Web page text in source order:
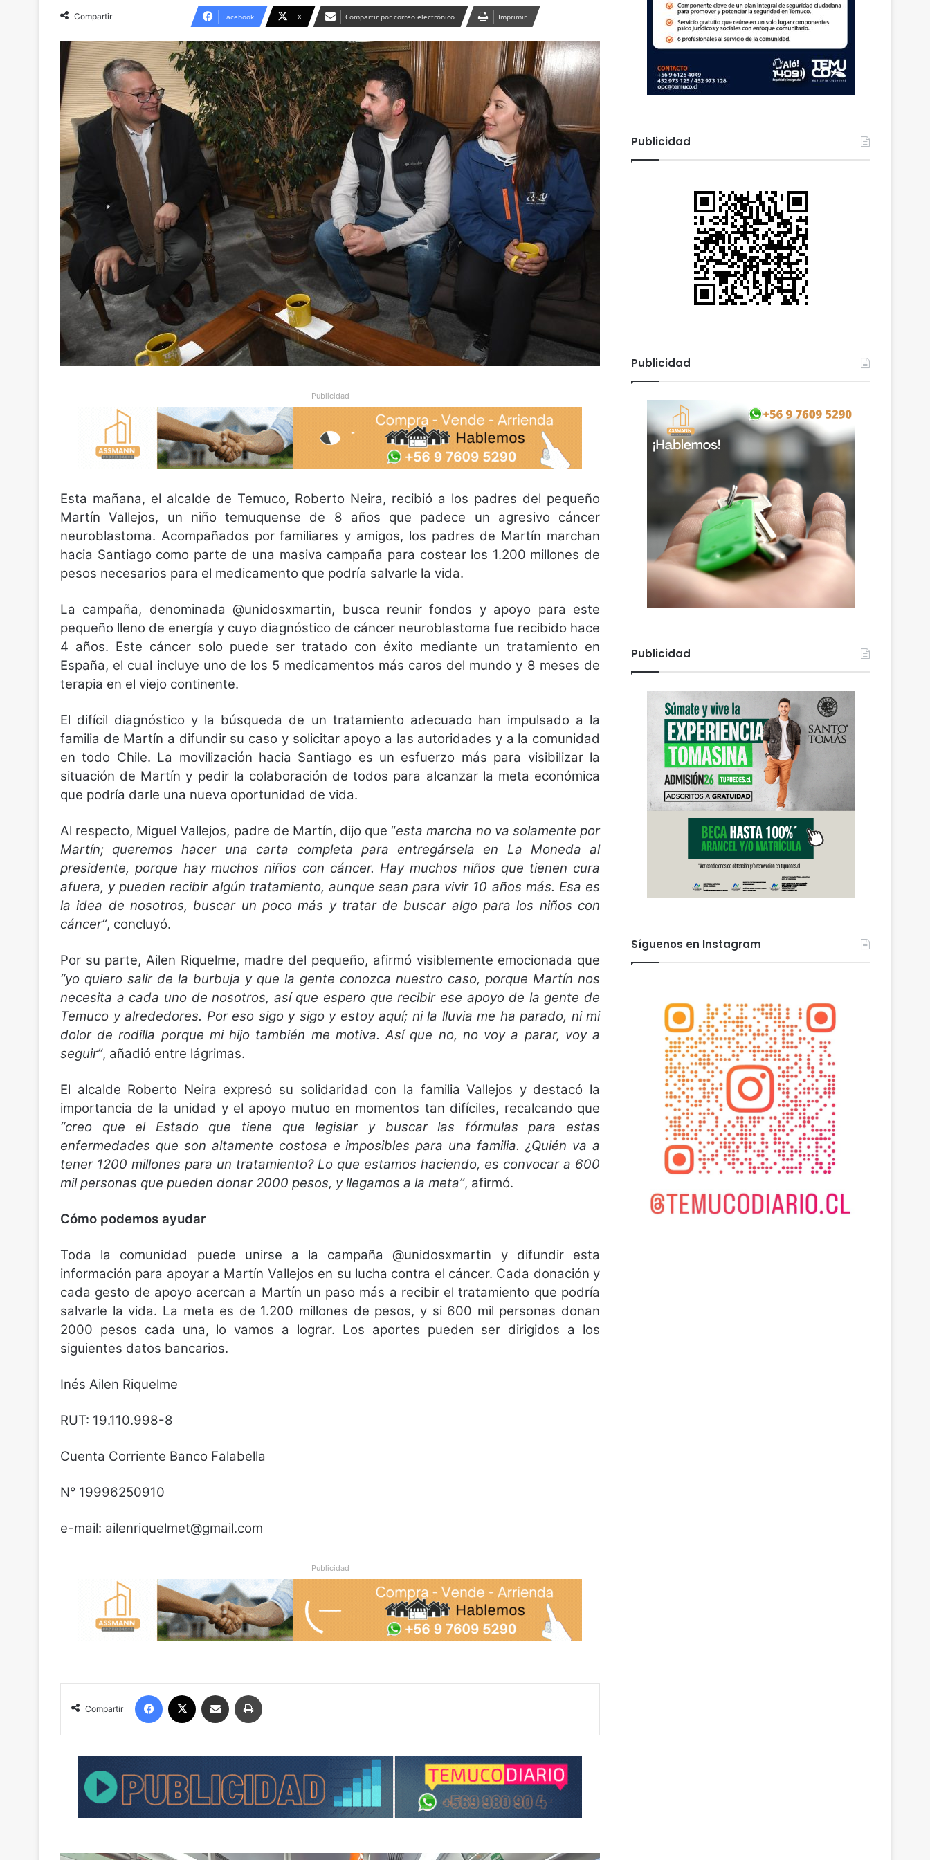
Compartir Facebook X Compartir por correo electrónico Imprimir
Publicidad
Esta mañana, el alcalde de Temuco, Roberto Neira, recibió a los padres del pequeño
Martín Vallejos, un niño temuquense de 8 años que padece un agresivo cáncer
neuroblastoma. Acompañados por familiares y amigos, los padres de Martín marchan
hacia Santiago como parte de una masiva campaña para costear los 1.200 millones de
pesos necesarios para el medicamento que podría salvarle la vida.
La campaña, denominada @unidosxmartin, busca reunir fondos y apoyo para este
pequeño lleno de energía y cuyo diagnóstico de cáncer neuroblastoma fue recibido hace
4 años. Este cáncer solo puede ser tratado con éxito mediante un tratamiento en
España, el cual incluye uno de los 5 medicamentos más caros del mundo y 8 meses de
terapia en el viejo continente.
El difícil diagnóstico y la búsqueda de un tratamiento adecuado han impulsado a la
familia de Martín a difundir su caso y solicitar apoyo a las autoridades y a la comunidad
en todo Chile. La movilización hacia Santiago es un esfuerzo más para visibilizar la
situación de Martín y pedir la colaboración de todos para alcanzar la meta económica
que podría darle una nueva oportunidad de vida.
Al respecto, Miguel Vallejos, padre de Martín, dijo que “esta marcha no va solamente por
Martín; queremos hacer una carta completa para entregársela en La Moneda al
presidente, porque hay muchos niños con cáncer. Hay muchos niños que tienen cura
afuera, y pueden recibir algún tratamiento, aunque sean para vivir 10 años más. Esa es
la idea de nosotros, buscar un poco más y tratar de buscar algo para los niños con
cáncer”, concluyó.
Por su parte, Ailen Riquelme, madre del pequeño, afirmó visiblemente emocionada que
“yo quiero salir de la burbuja y que la gente conozca nuestro caso, porque Martín nos
necesita a cada uno de nosotros, así que espero que recibir ese apoyo de la gente de
Temuco y alrededores. Por eso sigo y sigo y estoy aquí; ni la lluvia me ha parado, ni mi
dolor de rodilla porque mi hijo también me motiva. Así que no, no voy a parar, voy a
seguir”, añadió entre lágrimas.
El alcalde Roberto Neira expresó su solidaridad con la familia Vallejos y destacó la
importancia de la unidad y el apoyo mutuo en momentos tan difíciles, recalcando que
“creo que el Estado que tiene que legislar y buscar las fórmulas para estas
enfermedades que son altamente costosa e imposibles para una familia. ¿Quién va a
tener 1200 millones para un tratamiento? Lo que estamos haciendo, es convocar a 600
mil personas que pueden donar 2000 pesos, y llegamos a la meta”, afirmó.
Cómo podemos ayudar
Toda la comunidad puede unirse a la campaña @unidosxmartin y difundir esta
información para apoyar a Martín Vallejos en su lucha contra el cáncer. Cada donación y
cada gesto de apoyo acercan a Martín un paso más a recibir el tratamiento que podría
salvarle la vida. La meta es de 1.200 millones de pesos, y si 600 mil personas donan
2000 pesos cada una, lo vamos a lograr. Los aportes pueden ser dirigidos a los
siguientes datos bancarios.
Inés Ailen Riquelme
RUT: 19.110.998-8
Cuenta Corriente Banco Falabella
N° 19996250910
e-mail: ailenriquelmet@gmail.com
Publicidad
Compartir
Publicidad
Publicidad
Publicidad
Síguenos en Instagram